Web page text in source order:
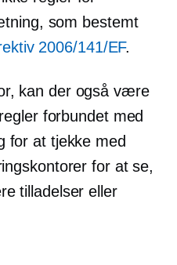
som bestemt
2006/141/EF.
kan der også være
forbundet med
for at tjekke med
for at se,
tilladelser eller